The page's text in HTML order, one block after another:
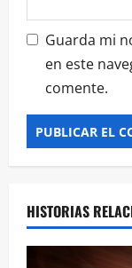
Guarda mi
en este
comente.
HISTORIAS